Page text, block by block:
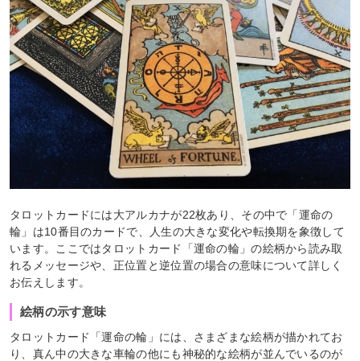
タロットカードには大アルカナが22枚あり、その中で「運命の
輪」は10番目のカードで、人生の大きな変化や転換期を象徴して
います。ここではタロットカード「運命の輪」の絵柄から読み取
れるメッセージや、正位置と逆位置の場合の意味について詳しく
お伝えします。
絵柄の示す意味
タロットカード「運命の輪」には、さまざまな絵柄が描かれてお
り、真ん中の大きな車輪の他にも神秘的な絵柄が並んでいるのが